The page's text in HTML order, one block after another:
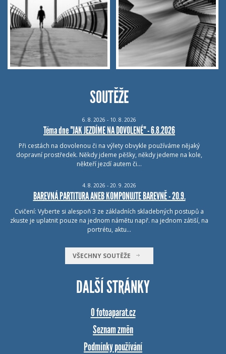
SOUTĚŽE
6. 8. 2026 - 10. 8. 2026
Téma dne "JAK JEZDÍME NA DOVOLENÉ" - 6.8.2026
Při cestách na dovolenou či na výlety obvykle používáme nějaký
dopravní prostředek. Někdy jdeme pěšky, někdy jedeme na kole,
někteří jezdí autem či…
4. 8. 2026 - 20. 9. 2026
BAREVNÁ PARTITURA ANEB KOMPONUJTE BAREVNĚ - 20.9.
Cvičení: Vyberte si alespoň 3 ze základních skladebných postupů a
zkuste je uplatnit pouze na jednom námětu např. na jednom zátiší, na
portrétu, aktu…
VŠECHNY SOUTĚŽE
DALŠÍ STRÁNKY
O fotoaparat.cz
Seznam změn
Podmínky používání